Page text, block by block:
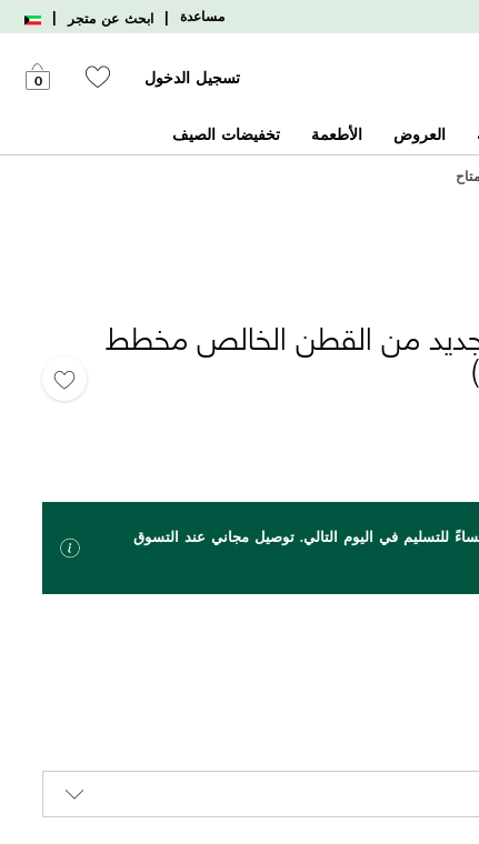
مساعدة | ابحث عن متجر |
تسجيل الدخول 0
العروض الأطعمة تخفيضات الصيف
من القطن الخالص مخطط
بحلول الساعة 7 مساءً للتسليم في اليوم التالي. توصيل مجاني عند التسوق